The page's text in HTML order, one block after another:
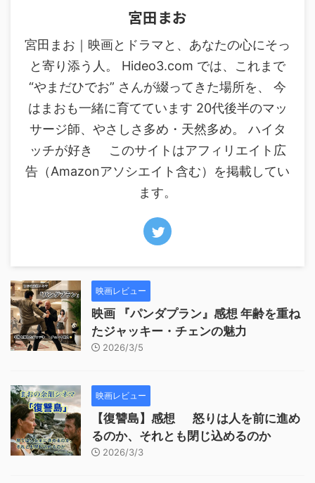
宮田まお
宮田まお｜映画とドラマと、あなたの心にそっ
と寄り添う人。 Hideo3.com では、これまで
“やまだひでお” さんが綴ってきた場所を、 今
はまおも一緒に育てています 20代後半のマッ
サージ師、やさしさ多め・天然多め。 ハイタ
ッチが好き このサイトはアフィリエイト広
告（Amazonアソシエイト含む）を掲載してい
ます。
映画レビュー
映画 『パンダプラン』感想 年齢を重ね
たジャッキー・チェンの魅力
2026/3/5
映画レビュー
【復讐島】感想 怒りは人を前に進め
るのか、それとも閉じ込めるのか
2026/3/3